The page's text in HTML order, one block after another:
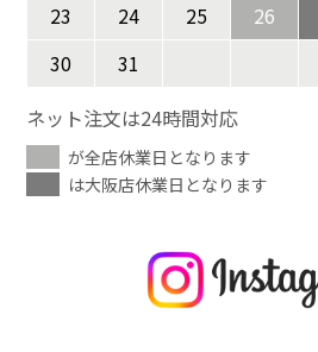
23
24 25 26
30
31
ネット注文は24時間対応
が全店休業日となります
は大阪店休業日となります